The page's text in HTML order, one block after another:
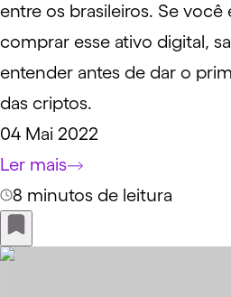
entre os brasileiros. Se
comprar esse ativo digital,
entender antes de dar o
das criptos.
04 Mai 2022
Ler mais
8 minutos de leitura